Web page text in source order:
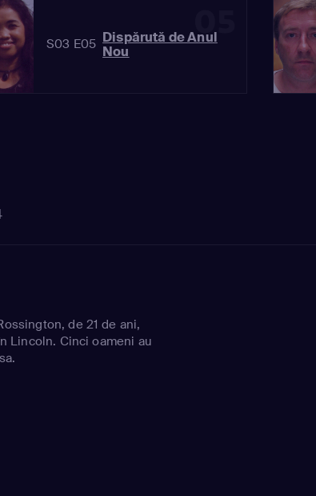
05
S03 E05 Dispărută de Anul
Nou
de 21 de ani,
Lincoln. Cinci oameni au